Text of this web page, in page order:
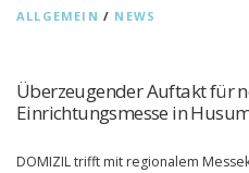
ALLGEMEIN / NEWS
Überzeugender Auftakt für
Einrichtungsmesse in
DOMIZIL trifft mit regionalem